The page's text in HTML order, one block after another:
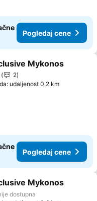
Pogledaj cene
u favorite
Mykonos
2
udaljenost 0.2 km
Pogledaj cene
u favorite
Mykonos
dostupna